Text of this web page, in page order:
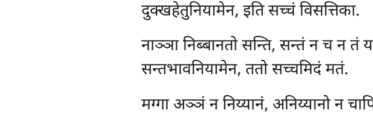
दुक्खहेतुनियामेन, इति सच्चं विसत्तिका.
नाञ्ञा निब्बानतो सन्ति, सन्तं न च न तं
सन्तभावनियामेन, ततो सच्चमिदं मतं.
मग्गा अञ्ञं न निय्यानं, अनिय्यानो न